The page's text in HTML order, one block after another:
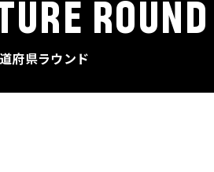
ROUND
府県ラウンド